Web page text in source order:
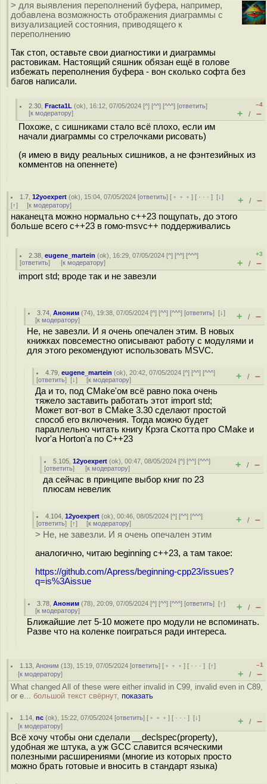
> для выявления переполнений буфера, например,
добавлена возможность отображения диаграммы с
визуализацией состояния, приводящего к
переполнению
Так стоп, оставьте свои диагностики и диаграммы
растовикам. Настоящий сяшник обязан ещё в голове
избежать переполнения буфера - вон сколько софта без
багов написали.
2.30 ,Fracta1L (ok), 16:12, 07/05/2024 [^] [^^] [^^^] [ответить]
[к модератору]
–4
+ / –
Похоже, с сишниками стало всё плохо, если им
начали диаграммы со стрелочками рисовать)
(я имею в виду реальных сишников, а не фэнтезийных из
комментов на опеннете)
1.7 ,12yoexpert (ok), 15:04, 07/05/2024 [ответить] [ ﹢﹢﹢] [ · · ·][↓]
[↑] [к модератору] + / –
наканецта можно нормально с++23 пощупать, до этого
больше всего с++23 в гомо-msvc++ поддерживались
2.38 ,eugene_martein (ok), 16:29, 07/05/2024 [^] [^^] [^^^]
[ответить] [к модератору]
+3
+ / –
import std; вроде так и не завезли
3.74 ,Аноним (74), 19:38, 07/05/2024 [^] [^^] [^^^] [ответить][↓]
[к модератору] + / –
Не, не завезли. И я очень опечален этим. В новых
книжках повсеместно описывают работу с модулями и
для этого рекомендуют использовать MSVC.
4.79 ,eugene_martein (ok), 20:42, 07/05/2024 [^] [^^] [^^^]
[ответить] [↓] [к модератору] + / –
Да и то, под CMake'ом всё равно пока очень
тяжело заставить работать этот import std;
Может вот-вот в CMake 3.30 сделают простой
способ его включения. Тогда можно будет
параллельно читать книгу Крэга Скотта про CMake и
Ivor'а Horton'а по C++23
5.105 ,12yoexpert (ok), 00:47, 08/05/2024 [^] [^^] [^^^]
[ответить] [к модератору] + / –
да сейчас в принципе выбор книг по 23
плюсам невелик
4.104 ,12yoexpert (ok), 00:46, 08/05/2024 [^] [^^] [^^^]
[ответить] [↑] [к модератору] + / –
> Не, не завезли. И я очень опечален этим
аналогично, читаю beginning c++23, а там такое:
https://github.com/Apress/beginning-cpp23/issues?
q=is%3Aissue
3.78 ,Аноним (78), 20:09, 07/05/2024 [^] [^^] [^^^] [ответить][↑]
[к модератору] + / –
Ближайшие лет 5-10 можете про модули не вспоминать.
Разве что на коленке поиграться ради интереса.
1.13 ,Аноним (13), 15:19, 07/05/2024 [ответить] [ ﹢﹢﹢] [ · · ·][↑]
[к модератору]
–1
+ / –
What changed All of these were either invalid in C99, invalid even in C89,
or e... большой текст свёрнут, показать
1.14 ,nc (ok), 15:22, 07/05/2024 [ответить] [ ﹢﹢﹢] [ · · ·][↓]
[к модератору] + / –
Всё хочу чтобы они сделали __declspec(property),
удобная же штука, а уж GCC славится всяческими
полезными расширениями (многие из которых просто
можно брать готовые и вносить в стандарт языка)